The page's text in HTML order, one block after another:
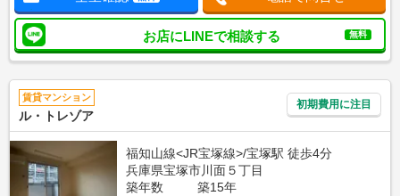
お店にLINEで相談する 無料
賃貸マンション
ル・トレゾア
初期費用に注目
福知山線<JR宝塚線>/宝塚駅 徒歩4分
兵庫県宝塚市川面５丁目
築年数
築15年